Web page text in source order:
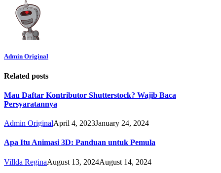
Admin Original
Related posts
Mau Daftar Kontributor Shutterstock? Wajib Baca
Persyaratannya
Admin OriginalApril 4, 2023January 24, 2024
Apa Itu Animasi 3D: Panduan untuk Pemula
Villda ReginaAugust 13, 2024August 14, 2024